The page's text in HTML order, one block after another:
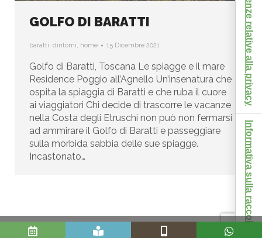
GOLFO DI BARATTI
baratti, dintorni, home 15 Dicembre 2021
Golfo di Baratti, Toscana Le spiagge e il mare
Residence Poggio all’Agnello Un’insenatura che
ospita la spiaggia di Baratti e che ruba il cuore
ai viaggiatori Chi decide di trascorre le vacanze
nella Costa degli Etruschi non può non fermarsi
ad ammirare il Golfo di Baratti e passeggiare
sulla morbida sabbia delle sue spiagge.
Incastonato…
Informativa sulla raccolta